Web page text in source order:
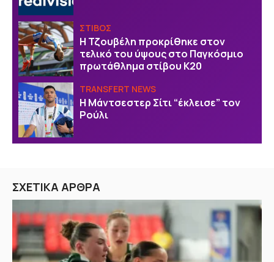
ΣΤΙΒΟΣ
Η Τζουβέλη προκρίθηκε στον
τελικό του ύψους στο Παγκόσμιο
πρωτάθλημα στίβου Κ20
TRANSFERT NEWS
Η Μάντσεστερ Σίτι “έκλεισε” τον
Ρούλι
ΣΧΕΤΙΚΑ ΑΡΘΡΑ